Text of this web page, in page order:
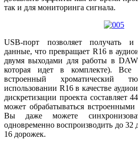
так и для мониторинга сигнала.
USB-порт позволяет получать
данные, что превращает R16 в
двумя выходами для работы в
которая идет в комплекте). Все
встроенный хроматический
использовании R16 в качестве
дискретизации проекта составляет
может обрабатываться
Вы даже можете
одновременно воспроизводить до 32
16 дорожек.